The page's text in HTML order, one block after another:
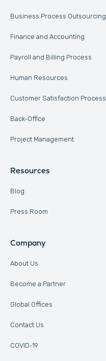
Business Process Outsourcing
Finance and Accounting
Payroll and Billing Process
Human Resources
Customer Satisfaction Process
Back-Office
Project Management
Resources
Blog
Press Room
Company
About Us
Become a Partner
Global Offices
Contact Us
COVID-19